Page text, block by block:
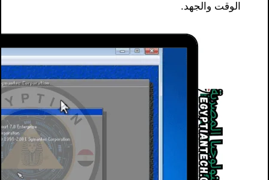
الوقت والجهد.